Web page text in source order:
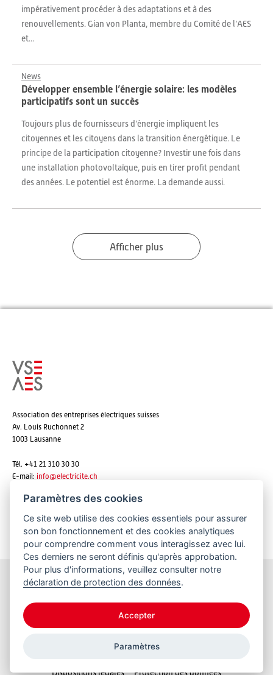
impérativement procéder à des adaptations et à des
renouvellements. Gian von Planta, membre du Comité de l’AES
et...
News
Développer ensemble l’énergie solaire: les modèles
participatifs sont un succès
Toujours plus de fournisseurs d’énergie impliquent les
citoyennes et les citoyens dans la transition énergétique. Le
principe de la participation citoyenne? Investir une fois dans
une installation photovoltaïque, puis en tirer profit pendant
des années. Le potentiel est énorme. La demande aussi.
Afficher plus
Association des entreprises électriques suisses
Av. Louis Ruchonnet 2
1003 Lausanne
Tél. +41 21 310 30 30
E-mail: info@electricite.ch
S'abonner aux newsletters
Restez informés
Dispositions légales
Protection des données
Paramètres des cookies
Ce site web utilise des cookies essentiels pour assurer
son bon fonctionnement et des cookies analytiques
pour comprendre comment vous interagissez avec lui.
Ces derniers ne seront définis qu'après approbation.
Pour plus d'informations, veuillez consulter notre
déclaration de protection des données.
Accepter
Paramètres